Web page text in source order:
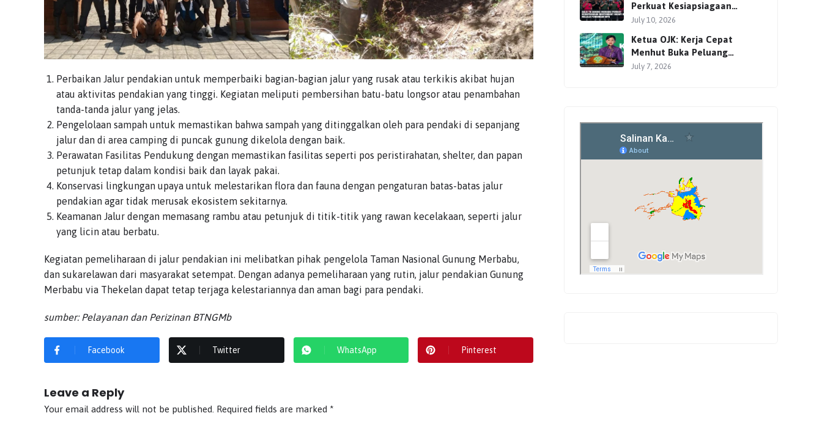
Perbaikan Jalur pendakian untuk memperbaiki bagian-bagian jalur yang rusak atau terkikis akibat hujan
atau aktivitas pendakian yang tinggi. Kegiatan meliputi pembersihan batu-batu longsor atau penambahan
tanda-tanda jalur yang jelas.
Pengelolaan sampah untuk memastikan bahwa sampah yang ditinggalkan oleh para pendaki di sepanjang
jalur dan di area camping di puncak gunung dikelola dengan baik.
Perawatan Fasilitas Pendukung dengan memastikan fasilitas seperti pos peristirahatan, shelter, dan papan
petunjuk tetap dalam kondisi baik dan layak pakai.
Konservasi lingkungan upaya untuk melestarikan flora dan fauna dengan pengaturan batas-batas jalur
pendakian agar tidak merusak ekosistem sekitarnya.
Keamanan Jalur dengan memasang rambu atau petunjuk di titik-titik yang rawan kecelakaan, seperti jalur
yang licin atau berbatu.
Kegiatan pemeliharaan di jalur pendakian ini melibatkan pihak pengelola Taman Nasional Gunung Merbabu,
dan sukarelawan dari masyarakat setempat. Dengan adanya pemeliharaan yang rutin, jalur pendakian Gunung
Merbabu via Thekelan dapat tetap terjaga kelestariannya dan aman bagi para pendaki.
sumber: Pelayanan dan Perizinan BTNGMb
Facebook Twitter WhatsApp Pinterest
Leave a Reply
Your email address will not be published. Required fields are marked *
Perkuat Kesiapsiagaan
Masyarakat Hadapi Karhutla
July 10, 2026
Ketua OJK: Kerja Cepat
Menhut Buka Peluang
Investasi Global lewat
July 7, 2026